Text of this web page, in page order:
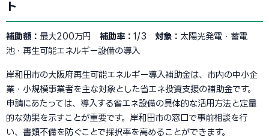
ト
補助額： 最大200万円 補助率： 1/3 対象： 太陽光発電・蓄電
池・再生可能エネルギー設備の導入
岸和田市の大阪府再生可能エネルギー導入補助金は、市内の中小企
業・小規模事業者を主な対象とした省エネ投資支援の補助金です。
申請にあたっては、導入する省エネ設備の具体的な活用方法と定量
的な効果を示すことが重要です。岸和田市の窓口で事前相談を行
い、書類不備を防ぐことで採択率を高めることができます。